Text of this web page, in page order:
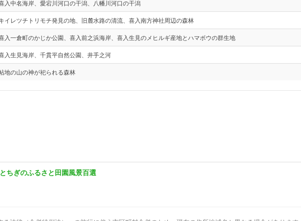
入中名海岸、愛宕川河口の干潟、八幡川河口の干潟
イレツチトリモチ発見の地、旧麓水路の清流、喜入南方神社周辺の森林
入一倉町のかじか公園、喜入前之浜海岸、喜入生見のメヒルギ産地とハマボウの群生地
入生見海岸、千貫平自然公園、井手之河
地の山の神が祀られる森林
ちぎのふるさと田園風景百選